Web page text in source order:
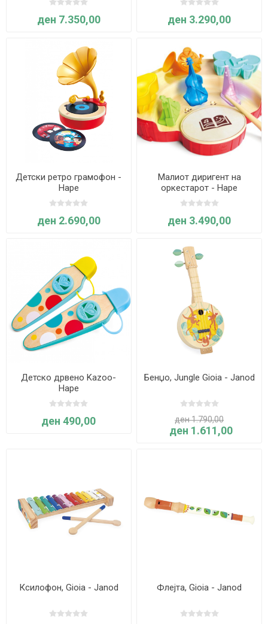
ден 7.350,00 ден 3.290,00
Детски ретро грамофон -
Hape
ден 2.690,00
Малиот диригент на
оркестарот - Hape
ден 3.490,00
Детско дрвено Kazoo-
Hape
ден 490,00
Бенџо, Jungle Gioia - Janod
ден 1.790,00
ден 1.611,00
Ксилофон, Gioia - Janod Флејта, Gioia - Janod